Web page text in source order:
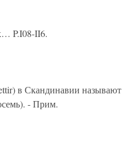
P.I08-II6.
в Скандинавии называют
- Прим.